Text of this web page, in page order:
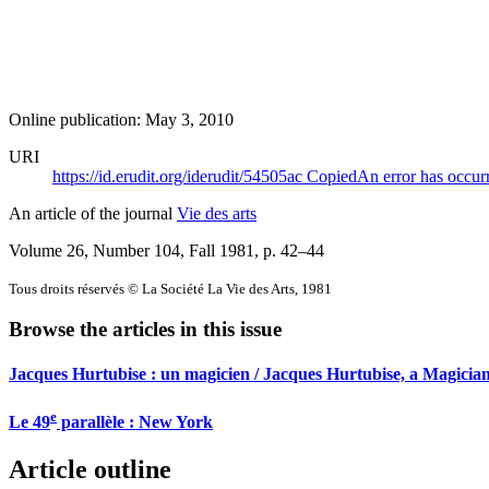
Online publication: May 3, 2010
URI
https://id.erudit.org/iderudit/54505ac CopiedAn error has
An article of the journal Vie des arts
Volume 26, Number 104, Fall 1981 , p. 42–44
Tous droits réservés © La Société La Vie des Arts, 1981
Browse the articles in this issue
Jacques Hurtubise : un magicien / Jacques Hurtubise, a
Le 49e parallèle : New York
Article outline